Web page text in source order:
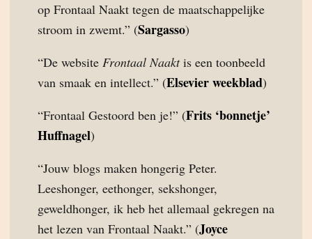
op Frontaal Naakt tegen de maatschappelijke
stroom in zwemt.” (Sargasso)
“De website Frontaal Naaktis een toonbeeld
van smaak en intellect.” (Elsevier weekblad)
“Frontaal Gestoord ben je!” (Frits ‘bonnetje’
Huffnagel)
“Jouw blogs maken hongerig Peter.
Leeshonger, eethonger, sekshonger,
geweldhonger, ik heb het allemaal gekregen na
het lezen van Frontaal Naakt.” (Joyce